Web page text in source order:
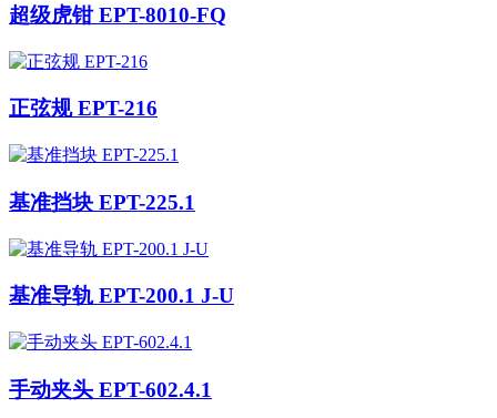
超级虎钳 EPT-8010-FQ
正弦规 EPT-216
基准挡块 EPT-225.1
基准导轨 EPT-200.1 J-U
手动夹头 EPT-602.4.1